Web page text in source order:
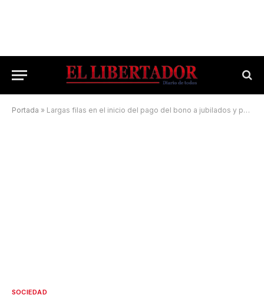
Portada » Largas filas en el inicio del pago del bono a jubilados y pensionados
SOCIEDAD